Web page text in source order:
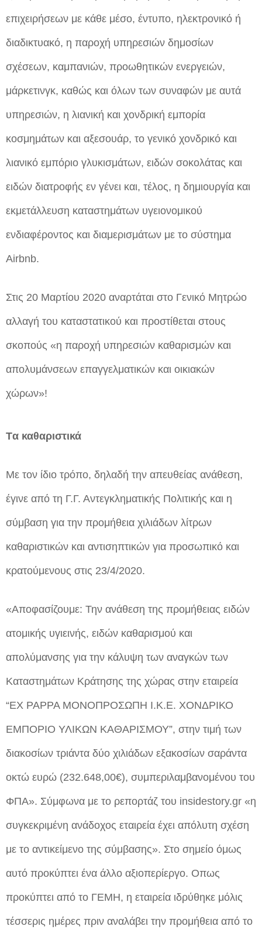
επιχειρήσεων με κάθε μέσο, έντυπο, ηλεκτρονικό ή
διαδικτυακό, η παροχή υπηρεσιών δημοσίων
σχέσεων, καμπανιών, προωθητικών ενεργειών,
μάρκετινγκ, καθώς και όλων των συναφών με αυτά
υπηρεσιών, η λιανική και χονδρική εμπορία
κοσμημάτων και αξεσουάρ, το γενικό χονδρικό και
λιανικό εμπόριο γλυκισμάτων, ειδών σοκολάτας και
ειδών διατροφής εν γένει και, τέλος, η δημιουργία και
εκμετάλλευση καταστημάτων υγειονομικού
ενδιαφέροντος και διαμερισμάτων με το σύστημα
Airbnb.
Στις 20 Μαρτίου 2020 αναρτάται στο Γενικό Μητρώο
αλλαγή του καταστατικού και προστίθεται στους
σκοπούς «η παροχή υπηρεσιών καθαρισμών και
απολυμάνσεων επαγγελματικών και οικιακών
χώρων»!
Tα καθαριστικά
Με τον ίδιο τρόπο, δηλαδή την απευθείας ανάθεση,
έγινε από τη Γ.Γ. Αντεγκληματικής Πολιτικής και η
σύμβαση για την προμήθεια χιλιάδων λίτρων
καθαριστικών και αντισηπτικών για προσωπικό και
κρατούμενους στις 23/4/2020.
«Αποφασίζουμε: Την ανάθεση της προμήθειας ειδών
ατομικής υγιεινής, ειδών καθαρισμού και
απολύμανσης για την κάλυψη των αναγκών των
Καταστημάτων Κράτησης της χώρας στην εταιρεία
“EX PAPPA ΜΟΝΟΠΡΟΣΩΠΗ Ι.Κ.Ε. ΧΟΝΔΡΙΚΟ
ΕΜΠΟΡΙΟ ΥΛΙΚΩΝ ΚΑΘΑΡΙΣΜΟΥ”, στην τιμή των
διακοσίων τριάντα δύο χιλιάδων εξακοσίων σαράντα
οκτώ ευρώ (232.648,00€), συμπεριλαμβανομένου του
ΦΠΑ». Σύμφωνα με το ρεπορτάζ του insidestory.gr «η
συγκεκριμένη ανάδοχος εταιρεία έχει απόλυτη σχέση
με το αντικείμενο της σύμβασης». Στο σημείο όμως
αυτό προκύπτει ένα άλλο αξιοπερίεργο. Οπως
προκύπτει από το ΓΕΜΗ, η εταιρεία ιδρύθηκε μόλις
τέσσερις ημέρες πριν αναλάβει την προμήθεια από το